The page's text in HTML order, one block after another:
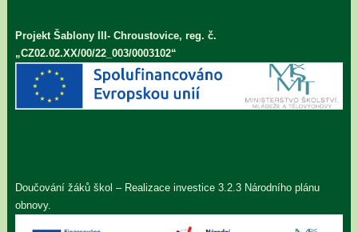
Projekt Šablony III- Chroustovice, reg. č.
„CZ02.02.XX/00/22_003/0003102“
Doučování žáků škol – Realizace investice 3.2.3 Národního plánu
obnovy.